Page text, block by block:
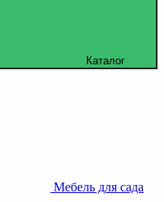
Каталог
Мебель для сада